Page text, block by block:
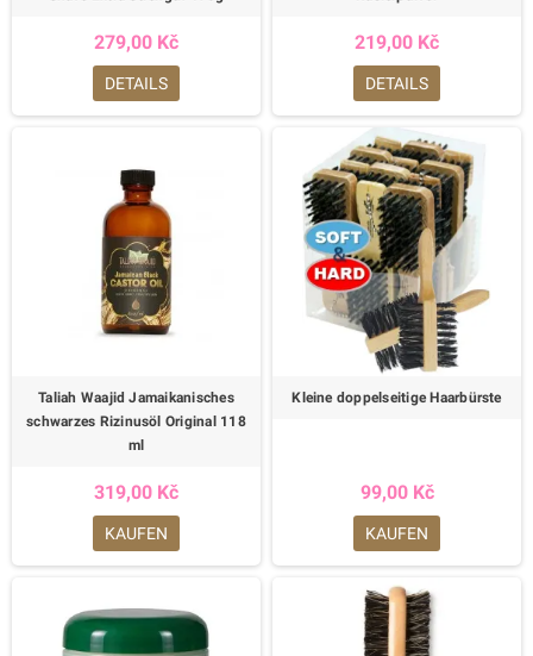
279,00 Kč
DETAILS
219,00 Kč
DETAILS
Taliah Waajid Jamaikanisches
schwarzes Rizinusöl Original 118
ml
319,00 Kč
KAUFEN
Kleine doppelseitige Haarbürste
99,00 Kč
KAUFEN